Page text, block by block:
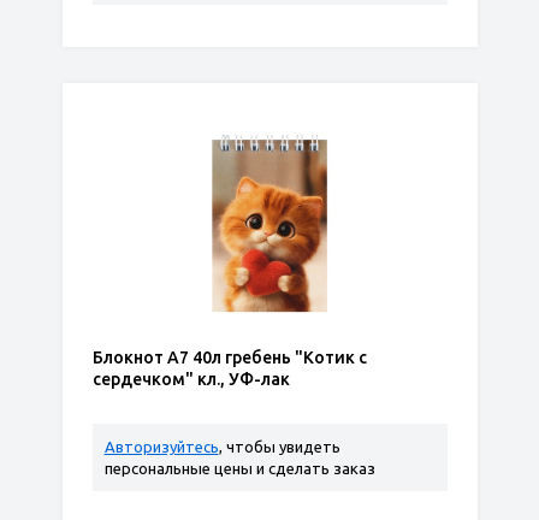
Блокнот А7 40л гребень "Котик с
сердечком" кл., УФ-лак
Авторизуйтесь, чтобы увидеть
персональные цены и сделать заказ